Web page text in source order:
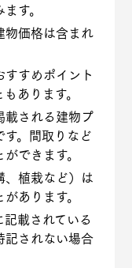
す。
物価格は含まれ
すめポイント
あります。
載される建物プ
。間取りなど
できます。
植栽など）は
あります。
載されている
記されない場合